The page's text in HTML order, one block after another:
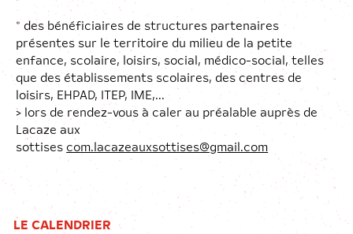
* des bénéficiaires de structures partenaires
présentes sur le territoire du milieu de la petite
enfance, scolaire, loisirs, social, médico-social, telles
que des établissements scolaires, des centres de
loisirs, EHPAD, ITEP, IME,...
> lors de rendez-vous à caler au préalable auprès de
Lacaze aux
sottises com.lacazeauxsottises@gmail.com
LE CALENDRIER